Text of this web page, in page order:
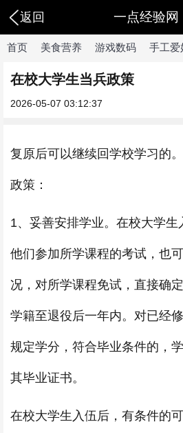
返回 一点经验网
首页 美食营养 游戏数码 手工爱
在校大学生当兵政策
2026-05-07 03:12:37
复原后可以继续回学校学习的
政策：
1、妥善安排学业。在校大学
他们参加所学课程的考试，也
况，对所学课程免试，直接确
学籍至退役后一年内。对已经
规定学分，符合毕业条件的，
其毕业证书。
在校大学生入伍后，有条件的